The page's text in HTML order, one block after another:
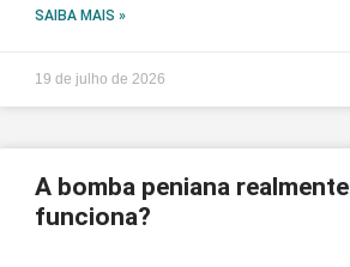
SAIBA MAIS »
19 de julho de 2026
A bomba peniana realmente
funciona?